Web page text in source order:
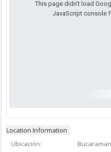
This page didn't load
JavaScript console
Location Information
Ubicación: